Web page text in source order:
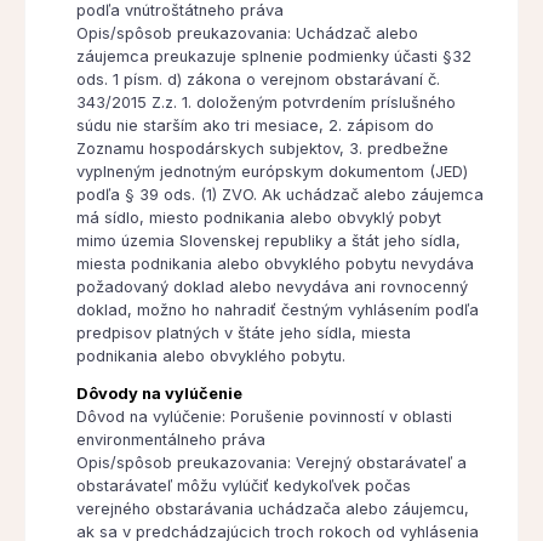
podľa vnútroštátneho práva
Opis/spôsob preukazovania: Uchádzač alebo
záujemca preukazuje splnenie podmienky účasti §32
ods. 1 písm. d) zákona o verejnom obstarávaní č.
343/2015 Z.z. 1. doloženým potvrdením príslušného
súdu nie starším ako tri mesiace, 2. zápisom do
Zoznamu hospodárskych subjektov, 3. predbežne
vyplneným jednotným európskym dokumentom (JED)
podľa § 39 ods. (1) ZVO. Ak uchádzač alebo záujemca
má sídlo, miesto podnikania alebo obvyklý pobyt
mimo územia Slovenskej republiky a štát jeho sídla,
miesta podnikania alebo obvyklého pobytu nevydáva
požadovaný doklad alebo nevydáva ani rovnocenný
doklad, možno ho nahradiť čestným vyhlásením podľa
predpisov platných v štáte jeho sídla, miesta
podnikania alebo obvyklého pobytu.
Dôvody na vylúčenie
Dôvod na vylúčenie: Porušenie povinností v oblasti
environmentálneho práva
Opis/spôsob preukazovania: Verejný obstarávateľ a
obstarávateľ môžu vylúčiť kedykoľvek počas
verejného obstarávania uchádzača alebo záujemcu,
ak sa v predchádzajúcich troch rokoch od vyhlásenia